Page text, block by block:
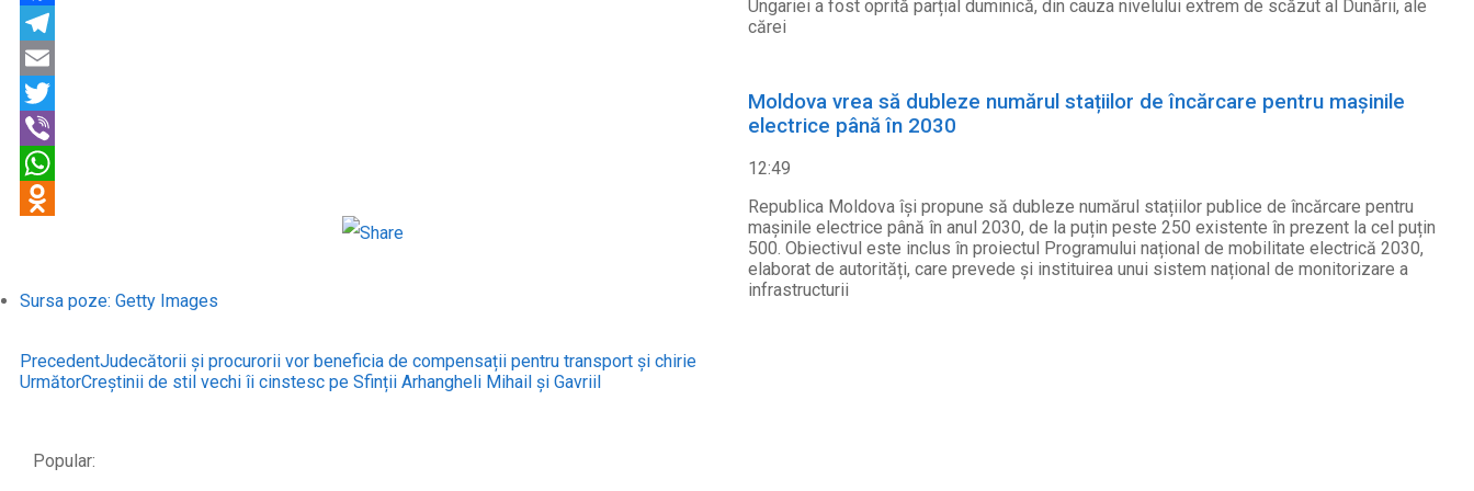
Odnoklassniki
Sursa poze: Getty Images
Ungariei a fost oprită parțial duminică, din cauza nivelului extrem de scăzut al Dunării, ale
cărei
Moldova vrea să dubleze numărul stațiilor de încărcare pentru mașinile
electrice până în 2030
12:49
Republica Moldova își propune să dubleze numărul stațiilor publice de încărcare pentru
mașinile electrice până în anul 2030, de la puțin peste 250 existente în prezent la cel puțin
500. Obiectivul este inclus în proiectul Programului național de mobilitate electrică 2030,
elaborat de autorități, care prevede și instituirea unui sistem național de monitorizare a
infrastructurii
PrecedentJudecătorii și procurorii vor beneficia de compensații pentru transport și chirie
UrmătorCreștinii de stil vechi îi cinstesc pe Sfinții Arhangheli Mihail și Gavriil
Popular: